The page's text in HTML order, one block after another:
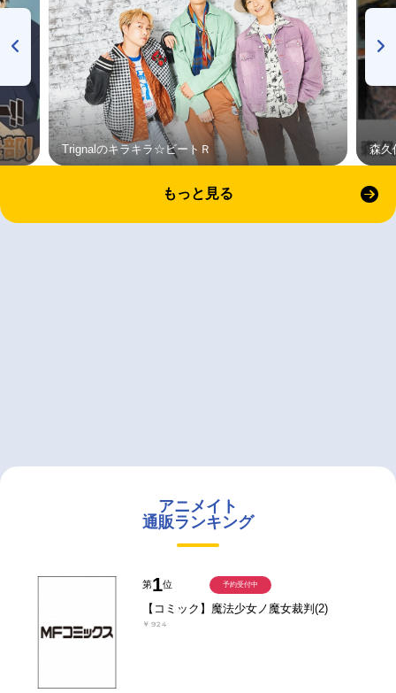
Trignalのキラキラ☆ビートＲ 森久
もっと見る
アニメイト
通販ランキング
第1位
【コミック】魔法少女ノ魔女裁判(2)
￥924
予約受付中